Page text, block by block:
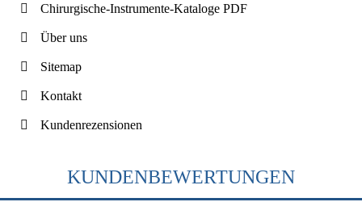
Chirurgische-Instrumente-Kataloge PDF
Über uns
Sitemap
Kontakt
Kundenrezensionen
KUNDENBEWERTUNGEN